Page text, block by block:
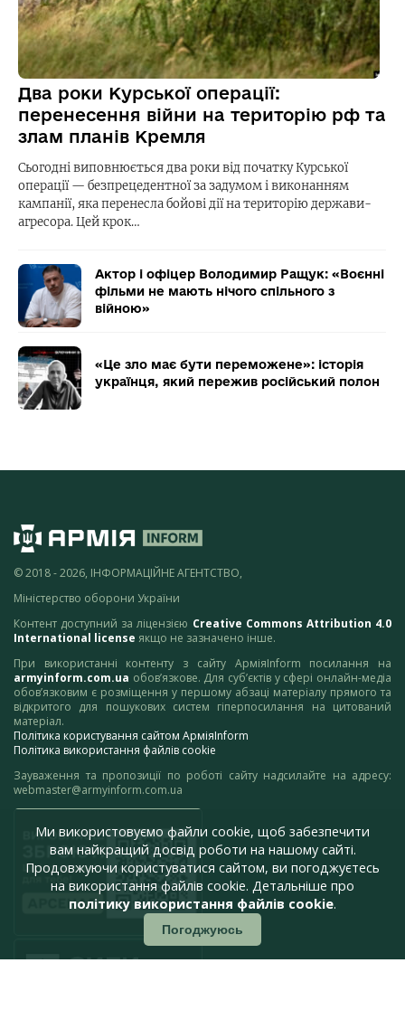
Два роки Курської операції:
перенесення війни на територію рф та
злам планів Кремля
Сьогодні виповнюється два роки від початку Курської
операції — безпрецедентної за задумом і виконанням
кампанії, яка перенесла бойові дії на територію держави-
агресора. Цей крок…
Актор і офіцер Володимир Ращук: «Воєнні
фільми не мають нічого спільного з
війною»
«Це зло має бути переможене»: історія
українця, який пережив російський полон
© 2018 - 2026, ІНФОРМАЦІЙНЕ АГЕНТСТВО,
Міністерство оборони України
Контент доступний за ліцензією Creative Commons Attribution 4.0
International license якщо не зазначено інше.
При використанні контенту з сайту АрміяInform посилання на
armyinform.com.ua обов’язкове. Для суб’єктів у сфері онлайн-медіа
обов’язковим є розміщення у першому абзаці матеріалу прямого та
відкритого для пошукових систем гіперпосилання на цитований
матеріал.
Політика користування сайтом АрміяInform
Політика використання файлів cookie
Зауваження та пропозиції по роботі сайту надсилайте на адресу:
webmaster@armyinform.com.ua
Ми використовуємо файли cookie, щоб забезпечити
вам найкращий досвід роботи на нашому сайті.
Продовжуючи користуватися сайтом, ви погоджуєтесь
на використання файлів cookie. Детальніше про
політику використання файлів cookie.
Погоджуюсь